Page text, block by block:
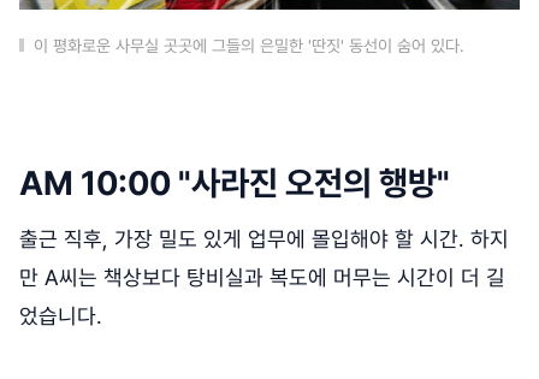
이 평화로운 사무실 곳곳에 그들의 은밀한 '딴짓' 동선이 숨어 있다.
AM 10:00 "사라진 오전의 행방"
출근 직후, 가장 밀도 있게 업무에 몰입해야 할 시간. 하지
만 A씨는 책상보다 탕비실과 복도에 머무는 시간이 더 길
었습니다.